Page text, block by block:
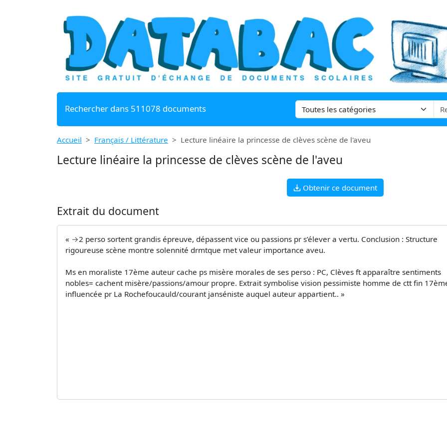
Rechercher dans 511078 documents
Accueil Français / Littérature Lecture linéaire la princesse de clèves scène de l'aveu
Lecture linéaire la princesse de clèves scène de l'aveu
Obtenir ce document
Extrait du document
« →2 perso sortent grandis épreuve, dépassent vice ou passions pr s’élever a vertu. Conclusion : Structure
rigoureuse scène montre solennité drmtque met valeur importance aveu.
Ms en moraliste 17ème auteur cache ps misère morales de ses perso : PC, Clèves ft apparaître sentiments
nobles= cachent misère/passions/amour propre. Extrait symbolise vision pessimiste homme de ctt fin
influencée pr La Rochefoucauld/courant janséniste auquel auteur appartient.. »